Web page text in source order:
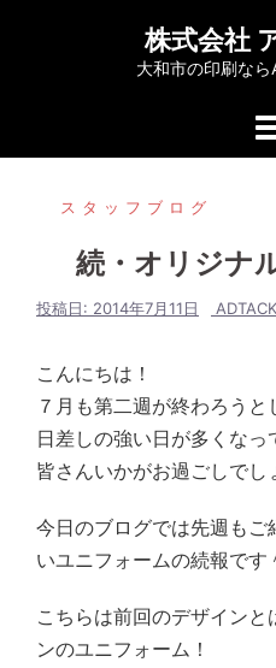
株式会社
大和市の印刷な
スタッフブログ
続・オリジナ
投稿日: 2014年7月11日 ADTACK
こんにちは！
７月も第二週が終わろうと
日差しの強い日が多くなっ
皆さんいかがお過ごしでし
今日のブログでは先週もご
いユニフォームの続報です
こちらは前回のデザイン
ンのユニフォーム！